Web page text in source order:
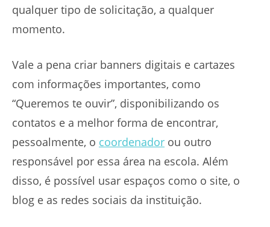
qualquer tipo de solicitação, a qualquer
momento.
Vale a pena criar banners digitais e cartazes
com informações importantes, como
“Queremos te ouvir”, disponibilizando os
contatos e a melhor forma de encontrar,
pessoalmente, o coordenador ou outro
responsável por essa área na escola. Além
disso, é possível usar espaços como o site, o
blog e as redes sociais da instituição.